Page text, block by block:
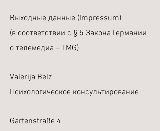
Выходные данные (Impressum)
(в соответствии с § 5 Закона Германии
о телемедиа – TMG)
Valerija Belz
Психологическое консультирование
Gartenstraße 4